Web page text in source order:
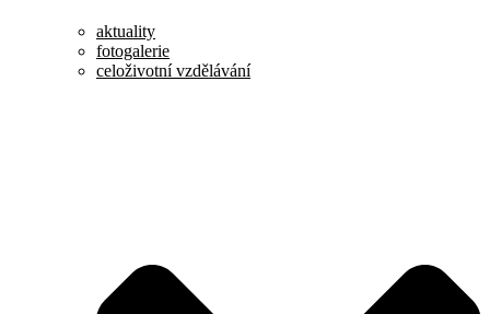
aktuality
fotogalerie
celoživotní vzdělávání